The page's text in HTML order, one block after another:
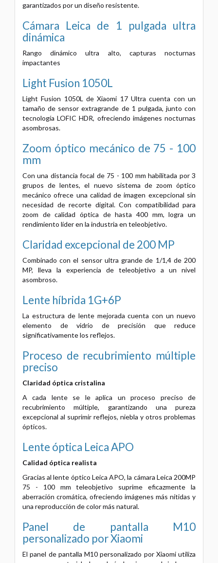
garantizados por un diseño resistente.
Cámara Leica de 1 pulgada ultra
dinámica
Rango dinámico ultra alto, capturas nocturnas
impactantes
Light Fusion 1050L
Light Fusion 1050L de Xiaomi 17 Ultra cuenta con un
tamaño de sensor extragrande de 1 pulgada, junto con
tecnología LOFIC HDR, ofreciendo imágenes nocturnas
asombrosas.
Zoom óptico mecánico de 75 - 100
mm
Con una distancia focal de 75 - 100 mm habilitada por 3
grupos de lentes, el nuevo sistema de zoom óptico
mecánico ofrece una calidad de imagen excepcional sin
necesidad de recorte digital. Con compatibilidad para
zoom de calidad óptica de hasta 400 mm, logra un
rendimiento líder en la industria en teleobjetivo.
Claridad excepcional de 200 MP
Combinado con el sensor ultra grande de 1/1,4 de 200
MP, lleva la experiencia de teleobjetivo a un nivel
asombroso.
Lente híbrida 1G+6P
La estructura de lente mejorada cuenta con un nuevo
elemento de vidrio de precisión que reduce
significativamente los reflejos.
Proceso de recubrimiento múltiple
preciso
Claridad óptica cristalina
A cada lente se le aplica un proceso preciso de
recubrimiento múltiple, garantizando una pureza
excepcional al suprimir reflejos, niebla y otros problemas
ópticos.
Lente óptica Leica APO
Calidad óptica realista
Gracias al lente óptico Leica APO, la cámara Leica 200MP
75 - 100 mm teleobjetivo suprime eficazmente la
aberración cromática, ofreciendo imágenes más nítidas y
una reproducción de color más natural.
Panel de pantalla M10
personalizado por Xiaomi
El panel de pantalla M10 personalizado por Xiaomi utiliza